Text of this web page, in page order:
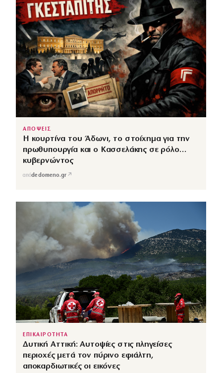
ΑΠΟΨΕΙΣ
Η κουρτίνα του Άδωνι, το στοίχημα για την
πρωθυπουργία και ο Κασσελάκης σε ρόλο…
κυβερνώντος
απόdedomeno.gr ↗
ΕΠΙΚΑΙΡΟΤΗΤΑ
Δυτική Αττική: Αυτοψίες στις πληγείσες
περιοχές μετά τον πύρινο εφιάλτη,
αποκαρδιωτικές οι εικόνες